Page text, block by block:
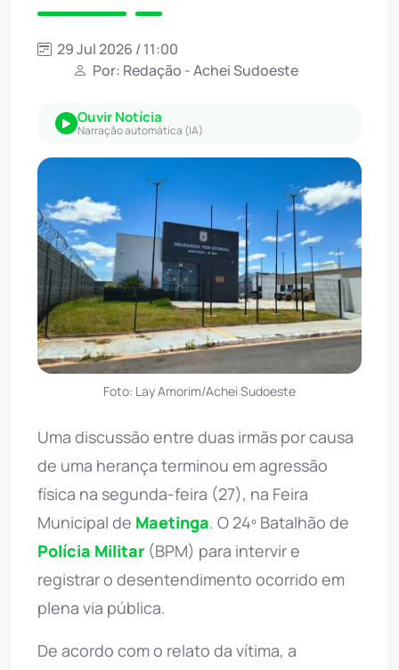
29 Jul 2026 / 11:00
Por: Redação - Achei Sudoeste
Ouvir Notícia
Narração automática (IA)
Foto: Lay Amorim/Achei Sudoeste
Uma discussão entre duas irmãs por causa
de uma herança terminou em agressão
física na segunda-feira (27), na Feira
Municipal de Maetinga. O 24º Batalhão de
Polícia Militar (BPM) para intervir e
registrar o desentendimento ocorrido em
plena via pública.
De acordo com o relato da vítima, a